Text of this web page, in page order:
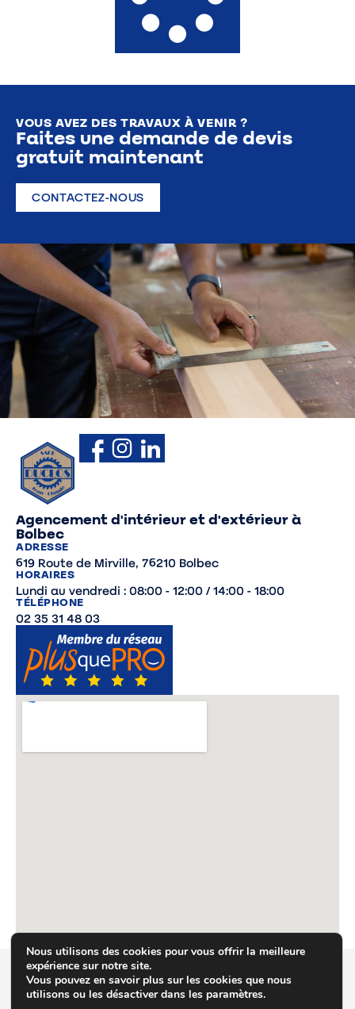
VOUS AVEZ DES TRAVAUX À VENIR ?
Faites une demande de devis
gratuit maintenant
CONTACTEZ-NOUS
Agencement d'intérieur et d'extérieur à
Bolbec
ADRESSE
619 Route de Mirville, 76210 Bolbec
HORAIRES
Lundi au vendredi : 08:00 - 12:00 / 14:00 - 18:00
TÉLÉPHONE
02 35 31 48 03
© 2026 JC DUCLOS
Mentions légales
Site réalisé par
Nous utilisons des cookies pour vous offrir la meilleure
expérience sur notre site.
Vous pouvez en savoir plus sur les cookies que nous
utilisons ou les désactiver dans les paramètres.